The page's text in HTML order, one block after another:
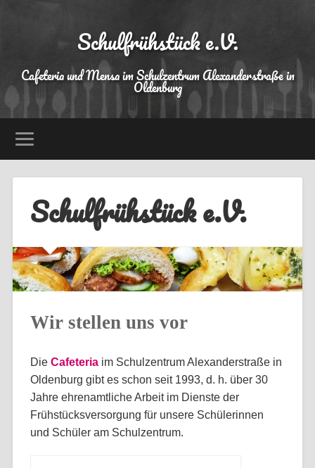
Schulfrühstück e.V.
Cafeteria und Mensa im Schulzentrum Alexanderstraße in
Oldenburg
Schulfrühstück e.V.
Wir stellen uns vor
Die Cafeteriaim Schulzentrum Alexanderstraße in
Oldenburg gibt es schon seit 1993, d. h. über 30
Jahre ehrenamtliche Arbeit im Dienste der
Frühstücksversorgung für unsere Schülerinnen
und Schüler am Schulzentrum.